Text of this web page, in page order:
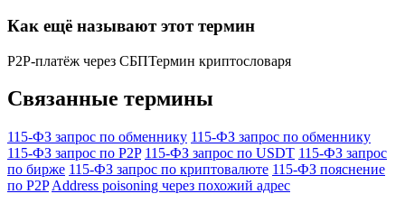
Как ещё называют этот термин
P2P-платёж через СБПТермин криптословаря
Связанные термины
115-ФЗ запрос по обменнику 115-ФЗ запрос по обменнику
115-ФЗ запрос по P2P 115-ФЗ запрос по USDT 115-ФЗ запрос
по бирже 115-ФЗ запрос по криптовалюте 115-ФЗ пояснение
по P2P Address poisoning через похожий адрес